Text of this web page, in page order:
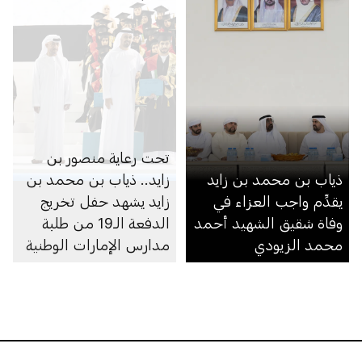
ذياب بن محمد بن زايد
يقدِّم واجب العزاء في
وفاة شقيق الشهيد أحمد
محمد الزيودي
تحت رعاية منصور بن
زايد.. ذياب بن محمد بن
زايد يشهد حفل تخريج
الدفعة الـ19 من طلبة
مدارس الإمارات الوطنية